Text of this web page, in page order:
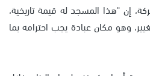
إن "هذا المسجد له قيمة تاريخية،
وهو مكان عبادة يجب احترامه بما